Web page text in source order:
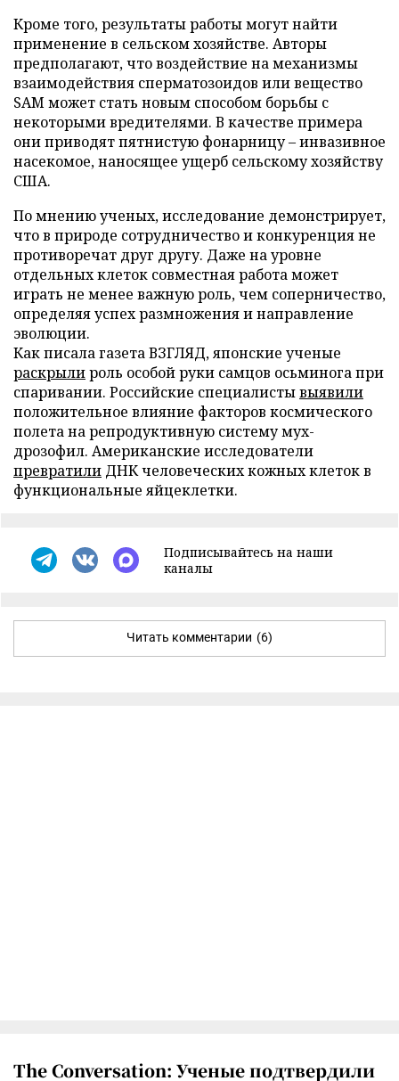
Кроме того, результаты работы могут найти
применение в сельском хозяйстве. Авторы
предполагают, что воздействие на механизмы
взаимодействия сперматозоидов или вещество
SAM может стать новым способом борьбы с
некоторыми вредителями. В качестве примера
они приводят пятнистую фонарницу – инвазивное
насекомое, наносящее ущерб сельскому хозяйству
США.
По мнению ученых, исследование демонстрирует,
что в природе сотрудничество и конкуренция не
противоречат друг другу. Даже на уровне
отдельных клеток совместная работа может
играть не менее важную роль, чем соперничество,
определяя успех размножения и направление
эволюции.
Как писала газета ВЗГЛЯД, японские ученые
раскрылироль особой руки самцов осьминога при
спаривании. Российские специалистывыявили
положительное влияние факторов космического
полета на репродуктивную систему мух-
дрозофил. Американские исследователи
превратили ДНК человеческих кожных клеток в
функциональные яйцеклетки.
Подписывайтесь на наши
каналы
Читать комментарии (6)
The Conversation: Ученые подтвердили